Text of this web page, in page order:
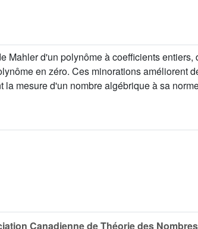
Mahler d'un polynôme à coefficients
en zéro. Ces minorations améliorent
mesure d'un nombre algébrique à sa
Canadienne de Théorie des Nombres